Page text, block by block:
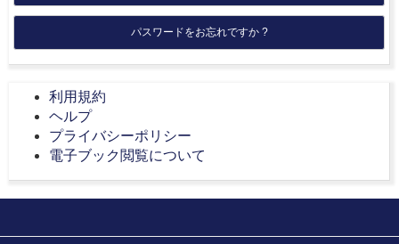
パスワードをお忘れですか ?
利用規約
ヘルプ
プライバシーポリシー
電子ブック閲覧について